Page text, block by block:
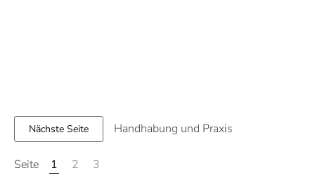
Nächste Seite Handhabung und Praxis
Seite 1 2 3